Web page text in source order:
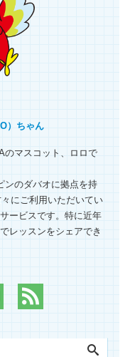
）ちゃん
のマスコット、ロロで
ンのダバオに拠点を持
にご利用いただいてい
ービスです。特に近年
レッスンをシェアでき